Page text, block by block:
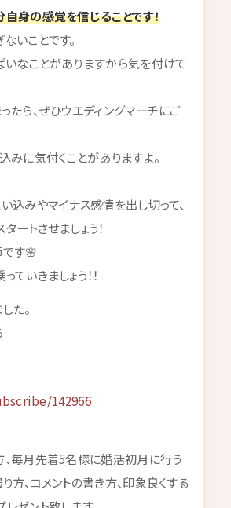
身の感覚を信じることです！
いことです。
なことがありますから気を付けて
たら、ぜひウエディングマーチにご
みに気付くことがありますよ。
込みやマイナス感情を出し切って、
ートさせましょう！
す🌸
いきましょう！！
た。
142966
毎月先着5名様に婚活初月に行う
方、コメントの書き方、印象良くする